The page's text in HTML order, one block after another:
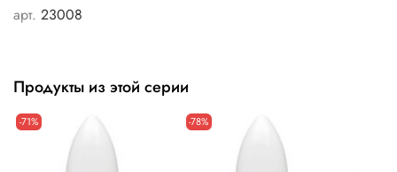
арт. 23008
Продукты из этой серии
-71% -78%